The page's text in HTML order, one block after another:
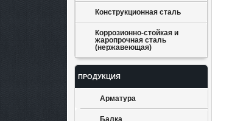
Конструкционная сталь
Коррозионно-стойкая и
жаропрочная сталь
(нержавеющая)
ПРОДУКЦИЯ
Арматура
Балка